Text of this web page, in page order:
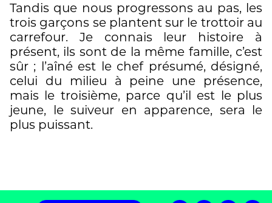
Tandis que nous progressons au pas, les
trois garçons se plantent sur le trottoir au
carrefour. Je connais leur histoire à
présent, ils sont de la même famille, c’est
sûr ; l’aîné est le chef présumé, désigné,
celui du milieu à peine une présence,
mais le troisième, parce qu’il est le plus
jeune, le suiveur en apparence, sera le
plus puissant.